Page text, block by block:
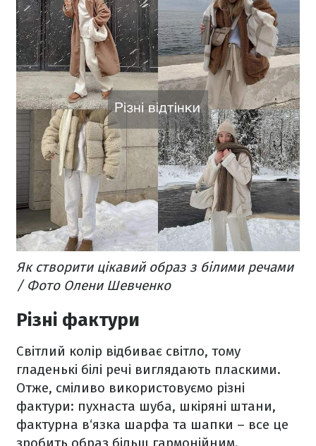
Як створити цікавий образ з білими речами
/ Фото Олени Шевченко
Різні фактури
Світлий колір відбиває світло, тому
гладенькі білі речі виглядають пласкими.
Отже, сміливо використовуємо різні
фактури: пухнаста шуба, шкіряні штани,
фактурна в‘язка шарфа та шапки – все це